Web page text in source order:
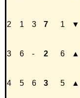
2 1 3 7 1 ▼
3 6 - 2 6 ▲
4 5 6 3 5 ▲